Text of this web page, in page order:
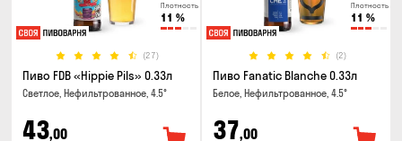
Плотность
11 %
(27)
Пиво FDB «Hippie Pils» 0.33л
Светлое, Нефильтрованное, 4.5°
43,00
Плотность
11 %
(2)
Пиво Fanatic Blanche 0.33л
Белое, Нефильтрованное, 4.5°
37,00